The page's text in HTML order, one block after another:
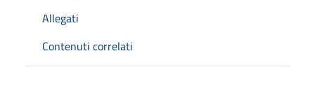
Allegati
Contenuti correlati